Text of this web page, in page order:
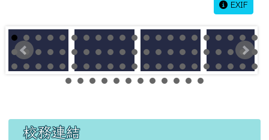
EXIF
左邊區域內容
校務連結